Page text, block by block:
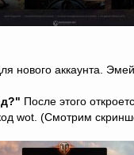
аккаунта.
После этого
wot. (Смотрим